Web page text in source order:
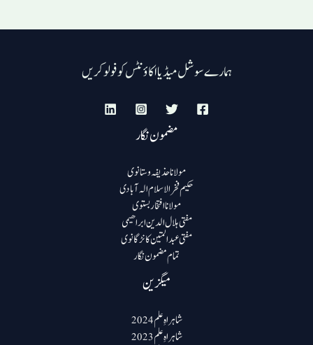
ہمارے سوشل میڈیا اکاؤنٹس کو فولو کریں
مضمون نگار
مولانا حذیفہ وستانوی
حکیم فخرالاسلام الہ آبادی
مولانا افتخار بستوی
مفتی ہلال الدین ابراھیمی
مفتی عبد المتین کانڑگانوی
تمام مضمون نگار
میگزین
شاہراہِ علم 2024
شاہراہِ علم 2023